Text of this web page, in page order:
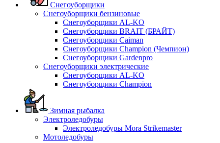
Снегоуборщики
Снегоуборщики бензиновые
Снегоуборщики AL-KO
Снегоуборщики BRAIT (БРАЙТ)
Снегоуборщики Caiman
Снегоуборщики Champion (Чемпион)
Снегоуборщики Gardenpro
Снегоуборщики электрические
Снегоуборщики AL-KO
Снегоуборщики Champion
Зимная рыбалка
Электроледобуры
Электроледобуры Mora Strikemaster
Мотоледобуры